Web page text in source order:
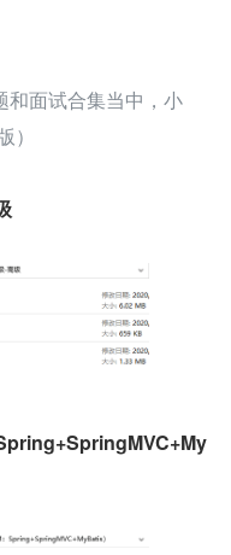
和面试合集当中，小